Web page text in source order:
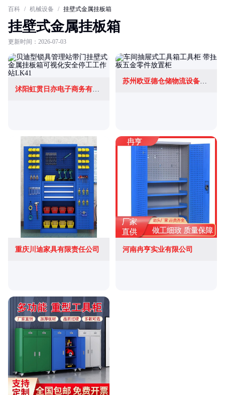
百科 / 机械设备 / 挂壁式金属挂板箱
挂壁式金属挂板箱
更新时间：2026-07-03
沭阳虹贯日亦电子商务有限公司
苏州欧亚德仓储物流设备有限公司
重庆川迪家具有限责任公司 河南冉亨实业有限公司